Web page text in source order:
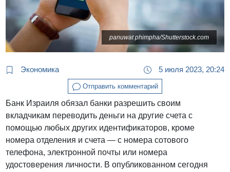
panuwat phimpha/Shutterstock.com
Экономика 5 июля 2023, 20:24
Отправить комментарий
Банк Израиля обязал банки разрешить своим
вкладчикам переводить деньги на другие счета с
помощью любых других идентификаторов, кроме
номера отделения и счета — с номера сотового
телефона, электронной почты или номера
удостоверения личности. В опубликованном сегодня